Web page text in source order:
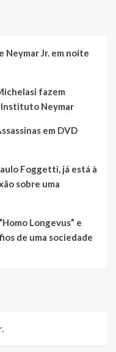
Neymar Jr. em noite
fazem
Neymar
em DVD
Foggetti, já está à
sobre uma
Longevus” e
de uma sociedade